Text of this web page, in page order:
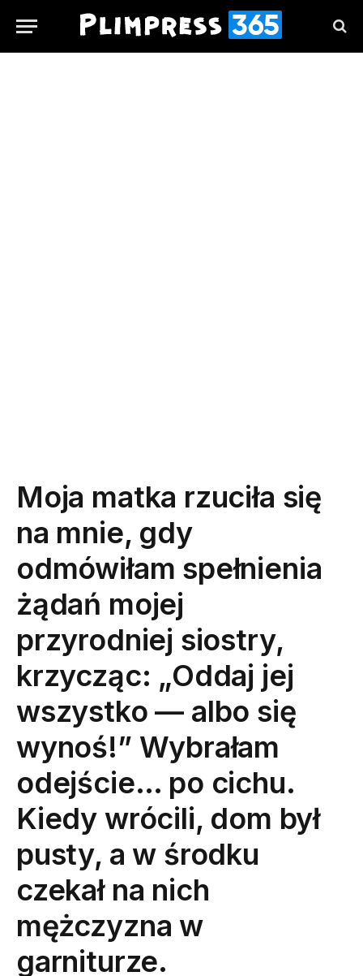
Moja matka rzuciła się
na mnie, gdy
odmówiłam spełnienia
żądań mojej
przyrodniej siostry,
krzycząc: „Oddaj jej
wszystko — albo się
wynoś!” Wybrałam
odejście… po cichu.
Kiedy wrócili, dom był
pusty, a w środku
czekał na nich
mężczyzna w
garniturze.